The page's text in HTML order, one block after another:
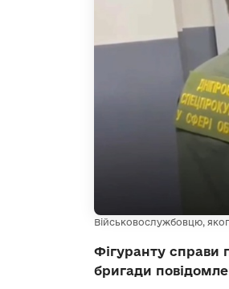
Військовослужбовцю,
Фігуранту справи
бригади